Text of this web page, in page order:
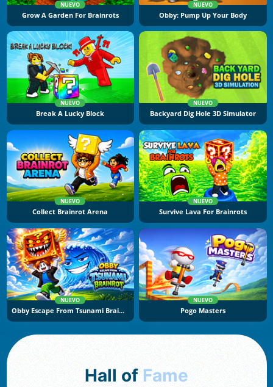
NUEVO
Grow A Garden For Brainrots
NUEVO
Obby: Pump Up Your Body
NUEVO
Break A Lucky Block
NUEVO
Backyard Dig Hole 3D Simulator
NUEVO
Collect Brainrot Arena
NUEVO
Survive Lava For Brainrots
NUEVO
Obby Escape From Tsunami Brainrot
NUEVO
Pogo Masters
Hall of Fame